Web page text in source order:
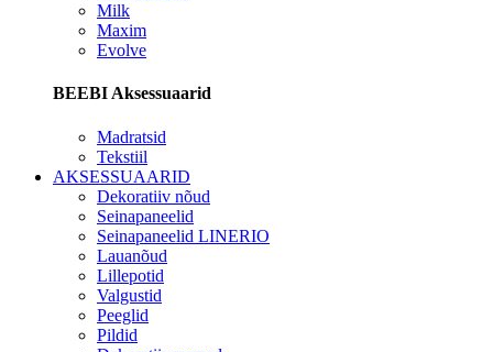
Milk
Maxim
Evolve
BEEBI Aksessuaarid
Madratsid
Tekstiil
AKSESSUAARID
Dekoratiiv nõud
Seinapaneelid
Seinapaneelid LINERIO
Lauanõud
Lillepotid
Valgustid
Peeglid
Pildid